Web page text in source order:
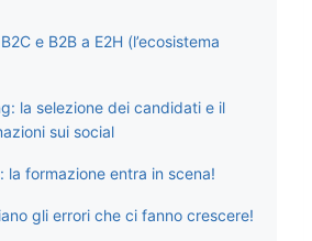
e B2B a E2H (l’ecosistema
la selezione dei candidati e il
sui social
la formazione entra in scena!
gli errori che ci fanno crescere!